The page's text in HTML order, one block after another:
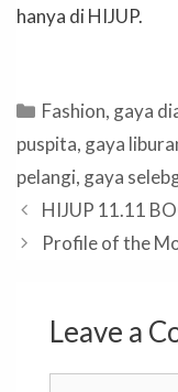
hanya di HIJUP.
Categories
Fashion, gaya
puspita, gaya
pelangi, gaya
HIJUP 11.11
Profile of the
Leave a